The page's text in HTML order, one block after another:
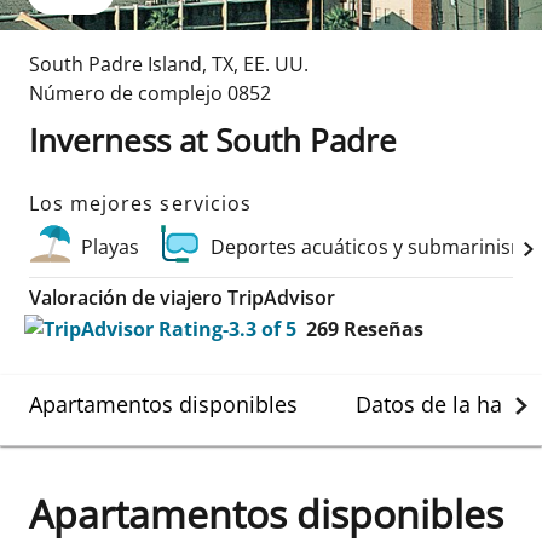
South Padre Island, TX, EE. UU.
Número de complejo 0852
Inverness at South Padre
Los mejores servicios
Playas
Deportes acuáticos y submarinismo
Valoración de viajero TripAdvisor
269 Reseñas
Apartamentos disponibles Datos de la
Apartamentos disponibles